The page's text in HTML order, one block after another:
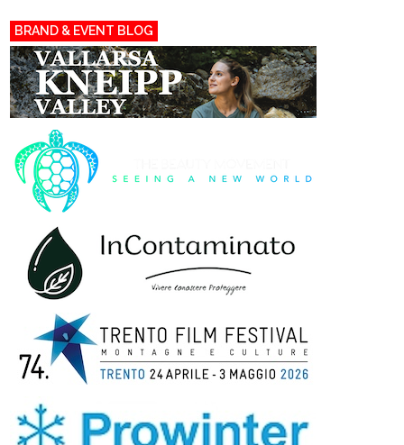
BRAND & EVENT BLOG